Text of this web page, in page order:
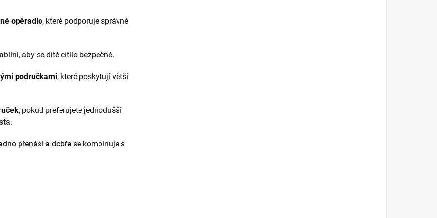
opěradlo, které podporuje správné
aby se dítě cítilo bezpečně.
područkami, které poskytují větší
, pokud preferujete jednodušší
přenáší a dobře se kombinuje s